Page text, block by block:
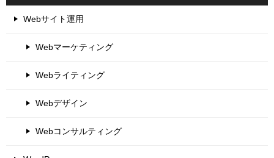
Webサイト運用
Webマーケティング
Webライティング
Webデザイン
Webコンサルティング